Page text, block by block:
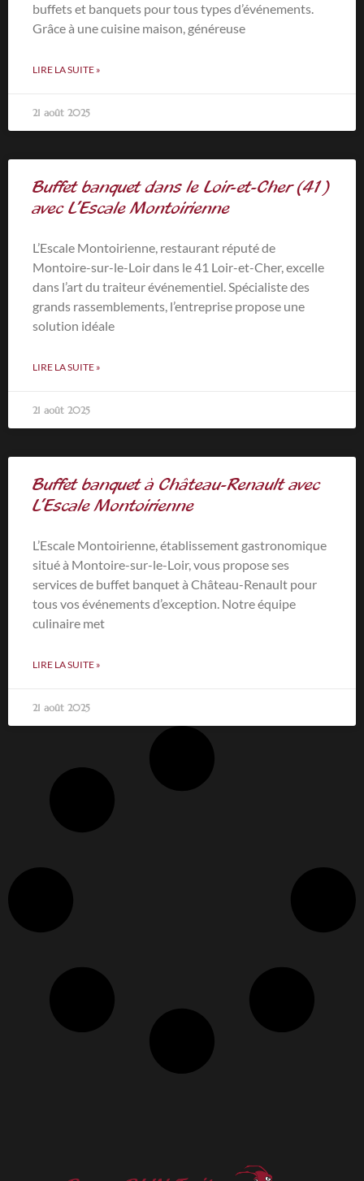
buffets et banquets pour tous types d’événements.
Grâce à une cuisine maison, généreuse
LIRE LA SUITE »
21 août 2025
Buffet banquet dans le Loir-et-Cher (41)
avec L’Escale Montoirienne
L’Escale Montoirienne, restaurant réputé de
Montoire-sur-le-Loir dans le 41 Loir-et-Cher, excelle
dans l’art du traiteur événementiel. Spécialiste des
grands rassemblements, l’entreprise propose une
solution idéale
LIRE LA SUITE »
21 août 2025
Buffet banquet à Château-Renault avec
L’Escale Montoirienne
L’Escale Montoirienne, établissement gastronomique
situé à Montoire-sur-le-Loir, vous propose ses
services de buffet banquet à Château-Renault pour
tous vos événements d’exception. Notre équipe
culinaire met
LIRE LA SUITE »
21 août 2025